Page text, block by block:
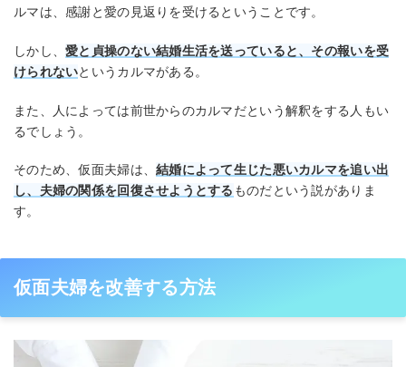
ルマは、感謝と愛の見返りを受けるということです。
しかし、愛と貞操のない結婚生活を送っていると、その報いを受
けられないというカルマがある。
また、人によっては前世からのカルマだという解釈をする人もい
るでしょう。
そのため、仮面夫婦は、結婚によって生じた悪いカルマを追い出
し、夫婦の関係を回復させようとする ものだという説がありま
す。
仮面夫婦を改善する方法